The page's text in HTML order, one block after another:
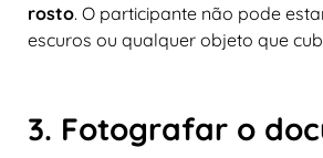
rosto. O participante não pode
escuros ou qualquer objeto que
3. Fotografar o